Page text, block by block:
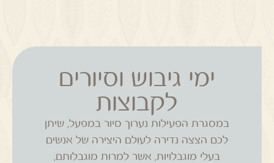
ימי גיבוש וסיורים
לקבוצות
במסגרת הפעילות נערוך סיור במפעל, שיתן
לכם הצצה נדירה לעולם היצירה של אנשים
בעלי מוגבלויות, אשר למרות מוגבלותם,